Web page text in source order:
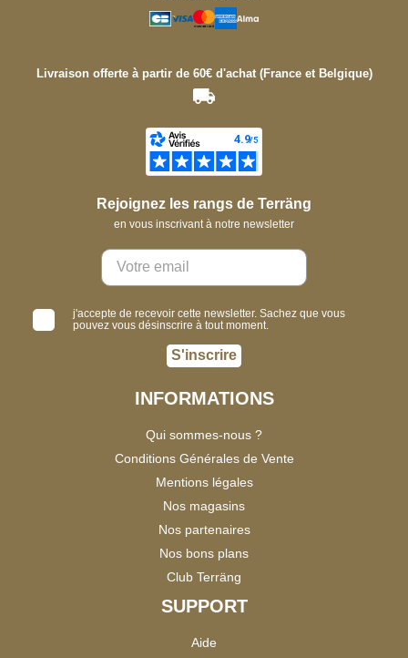
Livraison offerte à partir de 60€ d'achat (France et Belgique)
Rejoignez les rangs de Terräng
en vous inscrivant à notre newsletter
j'accepte de recevoir cette newsletter. Sachez que vous
pouvez vous désinscrire à tout moment.
S'inscrire
INFORMATIONS
Qui sommes-nous ?
Conditions Générales de Vente
Mentions légales
Nos magasins
Nos partenaires
Nos bons plans
Club Terräng
SUPPORT
Aide